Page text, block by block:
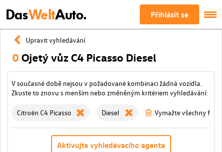
DasWeltAuto. Přihlásit se
Upravit vyhledávání
0 Ojetý vůz C4 Picasso Diesel
V současné době nejsou v požadované kombinaci žádná vozidla.
Zkuste to znovu s menším nebo změněným kritériem vyhledávání:
Citroën C4 Picasso Diesel Vymažte všechny filtry
Aktivujte vyhledávacího agenta